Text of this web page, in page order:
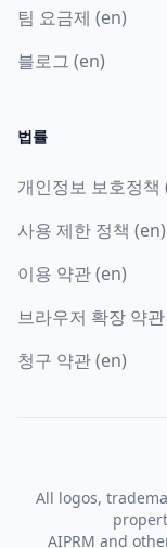
팀 요금제 (en)
블로그 (en)
법률
개인정보 보호정책
사용 제한 정책 (en)
이용 약관 (en)
브라우저 확장 약
청구 약관 (en)
All logos,
AIPRM and